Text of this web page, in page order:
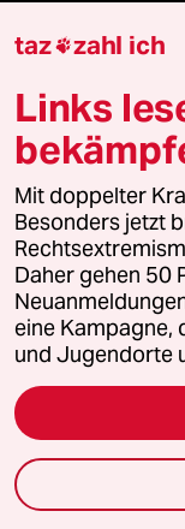
Verlag
Aktuelles
Die Seitenwende
Stellen
Presse
Unterstützen
taz zahl ich
Links
Mit doppelter
Besonders jetzt
Daher gehen 50
eine Kampagne,
und Jugendorte